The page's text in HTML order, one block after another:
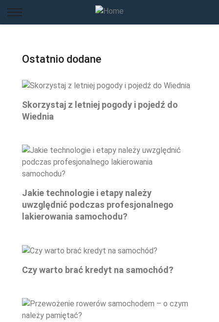
Ostatnio dodane
Skorzystaj z letniej pogody i pojedź do
Wiednia
Jakie technologie i etapy należy
uwzględnić podczas profesjonalnego
lakierowania samochodu?
Czy warto brać kredyt na samochód?